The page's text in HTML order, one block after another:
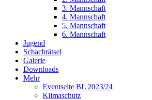
3. Mannschaft
4. Mannschaft
5. Mannschaft
6. Mannschaft
Jugend
Schachrätsel
Galerie
Downloads
Mehr
Eventseite BL 2023/24
Klimaschutz